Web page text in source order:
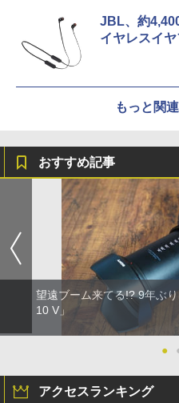
JBL、約
イヤレスイ
もっと関
おすすめ記事
望遠ブーム来てる!? 9年ぶ
10 V」
●
アクセスランキング